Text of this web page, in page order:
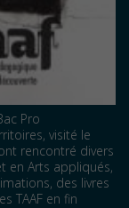
Pro
visité le
rencontré divers
en Arts appliqués,
des livres
TAAF en fin